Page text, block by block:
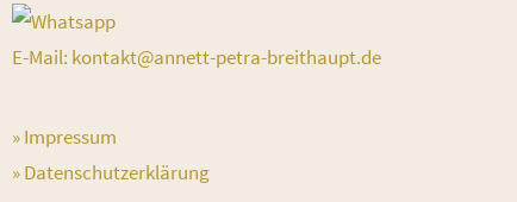
E-Mail: kontakt@annett-petra-breithaupt.de
» Impressum
» Datenschutzerklärung